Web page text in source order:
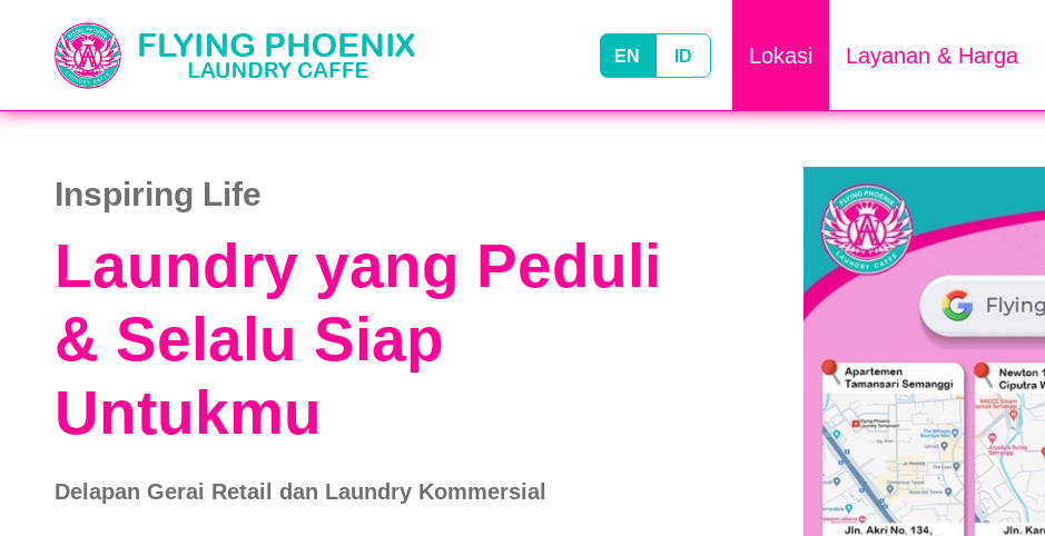
EN ID Lokasi Layanan & Harga
Inspiring Life
Laundry yang Peduli
& Selalu Siap
Untukmu
Delapan Gerai Retail dan Laundry Kommersial